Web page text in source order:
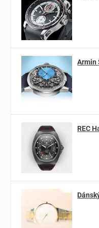
Armin
REC